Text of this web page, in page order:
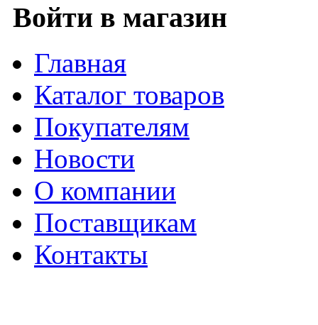
Войти в магазин
Главная
Каталог товаров
Покупателям
Новости
О компании
Поставщикам
Контакты